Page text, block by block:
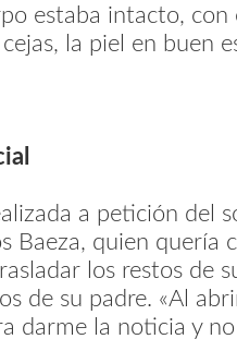
estaba intacto,
la piel en buen
a petición del
Baeza, quien quería
los restos de
de su padre. «Al
darme la noticia y